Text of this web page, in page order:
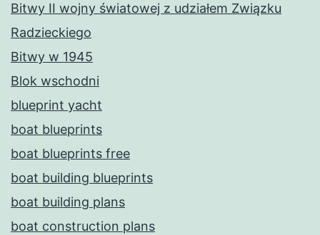
Bitwy II wojny światowej z udziałem Związku
Radzieckiego
Bitwy w 1945
Blok wschodni
blueprint yacht
boat blueprints
boat blueprints free
boat building blueprints
boat building plans
boat construction plans